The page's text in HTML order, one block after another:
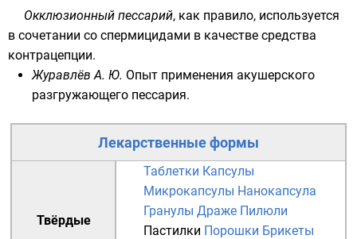
Окклюзионный пессарий, как правило, используется
в сочетании со спермицидами в качестве средства
контрацепции.
Журавлёв А. Ю. Опыт применения акушерского
разгружающего пессария.
Лекарственные формы
Твёрдые
Таблетки Капсулы
Микрокапсулы Нанокапсула
Гранулы Драже Пилюли
Пастилки Порошки Брикеты